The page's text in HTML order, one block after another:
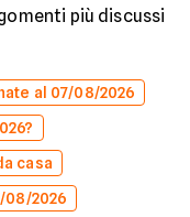
più discussi
al 07/08/2026
casa
2026